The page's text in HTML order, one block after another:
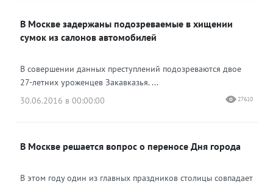
В Москве задержаны подозреваемые в хищении
сумок из салонов автомобилей
В совершении данных преступлений подозреваются двое
27-летних уроженцев Закавказья. ...
30.06.2016 в 00:00:00
27610
В Москве решается вопрос о переносе Дня города
В этом году один из главных праздников столицы совпадает